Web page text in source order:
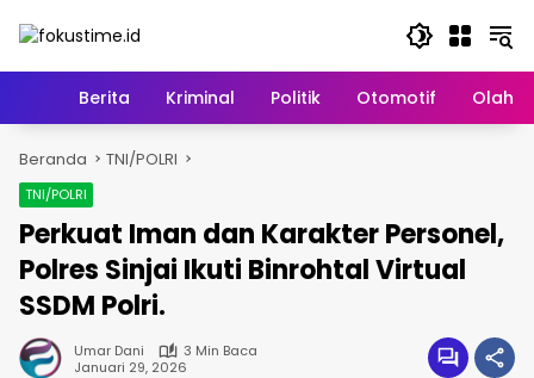
HomeBerita Kriminal Politik Otomotif
Beranda TNI/POLRI
TNI/POLRI
Perkuat Iman dan Karakter Personel,
Polres Sinjai Ikuti Binrohtal Virtual
SSDM Polri.
Umar Dani
3 Min Baca
Januari 29, 2026